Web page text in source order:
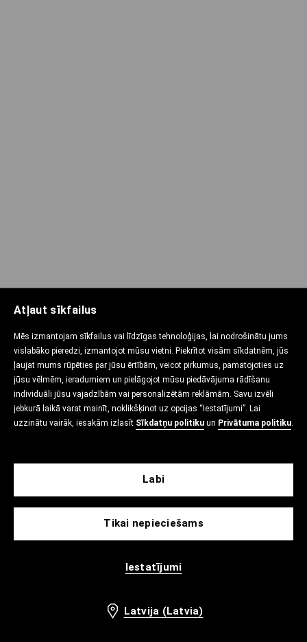
Atļaut sīkfailus
Mēs izmantojam sīkfailus vai līdzīgas tehnoloģijas, lai nodrošinātu jums
vislabāko pieredzi, izmantojot mūsu vietni. Piekrītot visām sīkdatnēm, jūs
ļaujat mums rūpēties par jūsu ērtībām, veicot pirkumus, pamatojoties uz
jūsu vēlmēm, ieradumiem un pielāgojot mūsu piedāvājuma rādīšanu
individuāli jūsu vajadzībām vai personalizētām reklāmām. Savu izvēli
jebkurā laikā varat mainīt, noklikšķinot uz opcijas “Iestatījumi”. Lai
uzzinātu vairāk, iesakām izlasīt Sīkdatņu politiku un Privātuma politiku.
Tikai nepieciešams
Iestatījumi
Labi
Latvija (Latvia)